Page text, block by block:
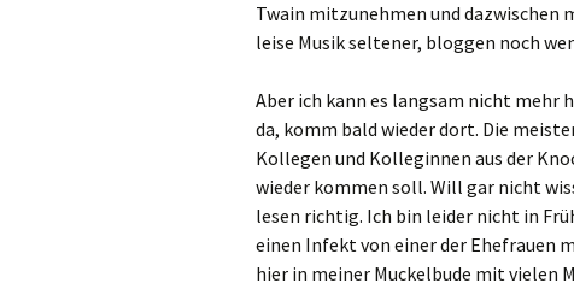
Twain mitzunehmen und dazwischen
leise Musik seltener, bloggen noch
Aber ich kann es langsam nicht mehr
da, komm bald wieder dort. Die
Kollegen und Kolleginnen aus der
wieder kommen soll. Will gar nicht
lesen richtig. Ich bin leider nicht in
einen Infekt von einer der Ehefrauen
hier in meiner Muckelbude mit vielen